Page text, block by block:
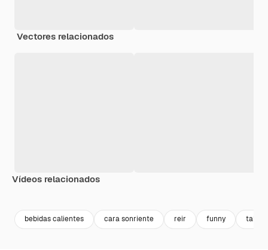
Vectores relacionados
Vídeos relacionados
bebidas calientes cara sonriente reir funny table